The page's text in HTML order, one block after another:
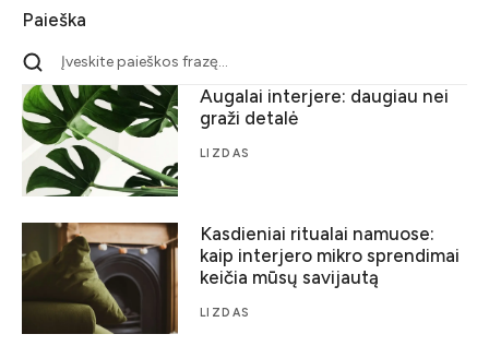
Paieška
Augalai interjere: daugiau nei
graži detalė
LIZDAS
Kasdieniai ritualai namuose:
kaip interjero mikro sprendimai
keičia mūsų savijautą
LIZDAS